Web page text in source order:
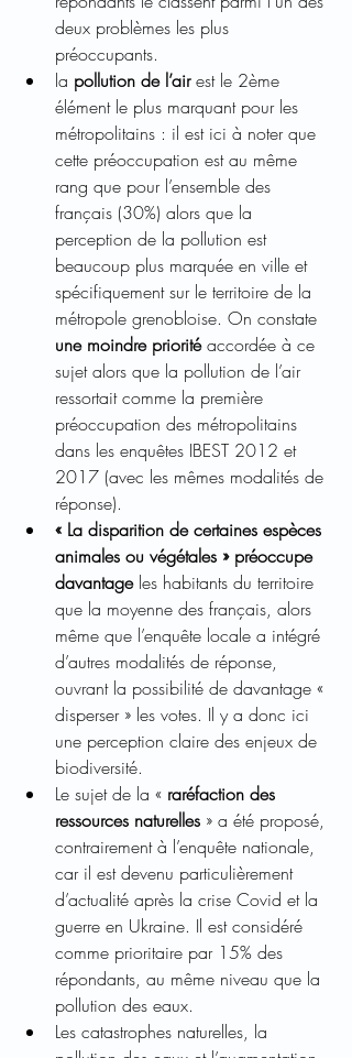
deux problèmes les plus
préoccupants.
la pollution de l’air est le 2ème
élément le plus marquant pour les
métropolitains : il est ici à noter que
cette préoccupation est au même
rang que pour l’ensemble des
français (30%) alors que la
perception de la pollution est
beaucoup plus marquée en ville et
spécifiquement sur le territoire de la
métropole grenobloise. On constate
une moindre priorité accordée à ce
sujet alors que la pollution de l’air
ressortait comme la première
préoccupation des métropolitains
dans les enquêtes IBEST 2012 et
2017 (avec les mêmes modalités de
réponse).
« La disparition de certaines espèces
animales ou végétales » préoccupe
davantage les habitants du territoire
que la moyenne des français, alors
même que l’enquête locale a intégré
d’autres modalités de réponse,
ouvrant la possibilité de davantage «
disperser » les votes. Il y a donc ici
une perception claire des enjeux de
biodiversité.
Le sujet de la « raréfaction des
ressources naturelles » a été proposé,
contrairement à l’enquête nationale,
car il est devenu particulièrement
d’actualité après la crise Covid et la
guerre en Ukraine. Il est considéré
comme prioritaire par 15% des
répondants, au même niveau que la
pollution des eaux.
Les catastrophes naturelles, la